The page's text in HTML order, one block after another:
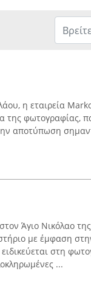
η εταιρεία
της φωτογραφίας,
αποτύπωση
Άγιο Νικόλαο
με έμφαση
στη
...